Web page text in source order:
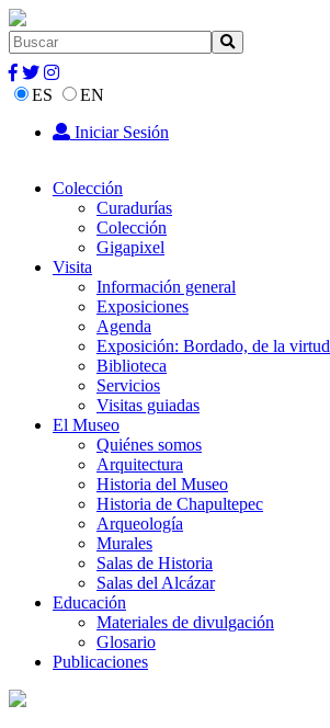
ES
EN
Iniciar Sesión
Colección
Curadurías
Colección
Gigapixel
Visita
Información general
Exposiciones
Agenda
Exposición: Bordado, de la virtud
Biblioteca
Servicios
Visitas guiadas
El Museo
Quiénes somos
Arquitectura
Historia del Museo
Historia de Chapultepec
Arqueología
Murales
Salas de Historia
Salas del Alcázar
Educación
Materiales de divulgación
Glosario
Publicaciones